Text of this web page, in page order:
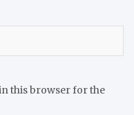
this browser for the